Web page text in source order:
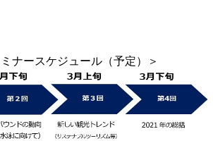
ナースケジュール（予定）＞